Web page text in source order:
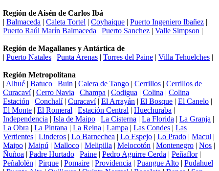
Región de Aisén de Carlos Ibá
| Balmaceda | Caleta Tortel | Coyhaique | Puerto Ingeniero Ibañez |
Puerto Raúl Marín Balmaceda | Puerto Sanchez | Valle Simpson |
Región de Magallanes y Antártica de
| Puerto Natales | Punta Arenas | Torres del Paine | Villa Tehuelches |
Región Metropolitana
| Alhué | Batuco | Buin | Calera de Tango | Cerrillos | Cerrillos de
Curacaví| Cerro Navia | Champa | Codigua | Colina | Colina
Estación | Conchalí| Curacaví| El Arrayán | El Bosque | El Canelo |
El Monte | El Romeral | Estación Central | Huechuraba |
Independencia | Isla de Maipo | La Cisterna | La Florida | La Granja |
La Obra | La Pintana | La Reina | Lampa | Las Condes | Las
Vertientes | Linderos | Lo Barnechea | Lo Espejo | Lo Prado | Macul |
Maipo | Maipú | Malloco | Melipilla | Melocotón | Montenegro | Nos |
Ñuñoa | Padre Hurtado | Paine | Pedro Aguirre Cerda | Peñaflor|
Peñalolén | Pirque | Pomaire | Providencia | Puangue Alto | Pudahuel